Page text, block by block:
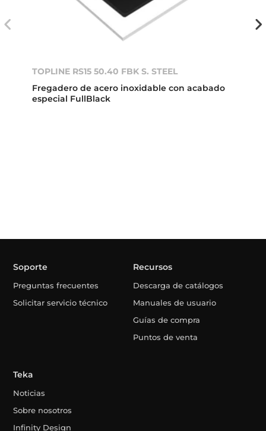
TOPLINE RS15 50.40 FBK S. STEEL
Fregadero de acero inoxidable con acabado
especial FullBlack
Soporte
Preguntas frecuentes
Solicitar servicio técnico
Recursos
Descarga de catálogos
Manuales de usuario
Guías de compra
Puntos de venta
Teka
Noticias
Sobre nosotros
Infinity Design